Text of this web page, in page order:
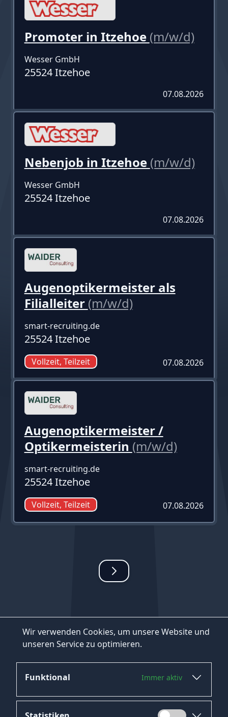
Wir verwenden Cookies, um unsere Website und
unseren Service zu optimieren.
Funktional Immer aktiv
Promoter in Itzehoe (m/w/d)
Wesser GmbH
25524 Itzehoe
07.08.2026
Nebenjob in Itzehoe (m/w/d)
Wesser GmbH
25524 Itzehoe
07.08.2026
Augenoptikermeister als
Filialleiter (m/w/d)
smart-recruiting.de
25524 Itzehoe
Vollzeit, Teilzeit 07.08.2026
Augenoptikermeister /
Optikermeisterin (m/w/d)
smart-recruiting.de
25524 Itzehoe
Vollzeit, Teilzeit 07.08.2026